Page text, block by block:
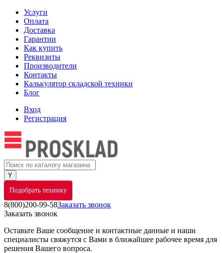
Услуги
Оплата
Доставка
Гарантии
Как купить
Реквизиты
Производители
Контакты
Калькулятор складской техники
Блог
Вход
Регистрация
Подобрать технику
8(800)200-99-58Заказать звонок
Заказать звонок
Оставьте Ваше сообщение и контактные данные и наши
специалисты свяжутся с Вами в ближайшее рабочее время для
решения Вашего вопроса.